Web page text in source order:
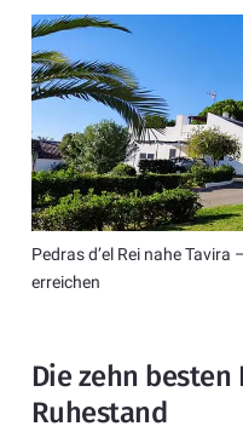
Pedras d’el Rei nahe
erreichen
Die zehn
Ruhestand